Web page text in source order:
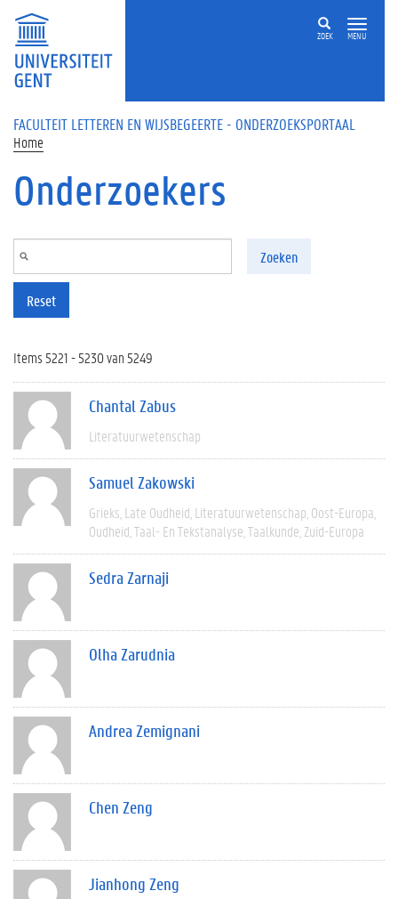
Overslaan en naar de inhoud gaan
ZOEK MENU
FACULTEIT LETTEREN EN WIJSBEGEERTE - ONDERZOEKSPORTAAL
Home
Onderzoekers
Zoeken
Reset
Items 5221 - 5230 van 5249
Chantal Zabus
Literatuurwetenschap
Samuel Zakowski
Grieks Late Oudheid Literatuurwetenschap Oost-Europa
Oudheid Taal- En Tekstanalyse Taalkunde Zuid-Europa
Sedra Zarnaji
Olha Zarudnia
Andrea Zemignani
Chen Zeng
Jianhong Zeng